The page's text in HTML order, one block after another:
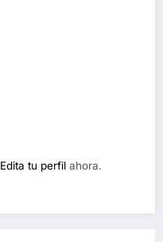
Edita tu perfil ahora.